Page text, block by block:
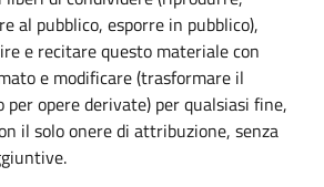
al pubblico, esporre in pubblico),
e recitare questo materiale con
e modificare (trasformare il
opere derivate) per qualsiasi fine,
il solo onere di attribuzione, senza